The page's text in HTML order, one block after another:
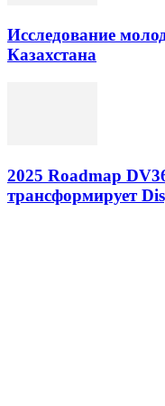
Исследование
Казахстана
2025 Roadmap
трансформирует